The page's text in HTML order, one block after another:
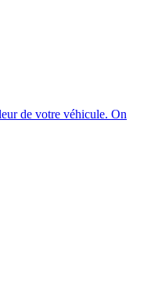
de votre véhicule. On